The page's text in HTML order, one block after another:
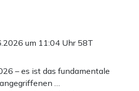
um 11:04 Uhr 58T
– es ist das fundamentale
…